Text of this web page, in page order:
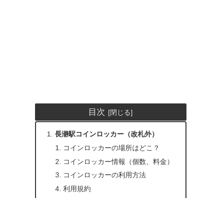
目次
長瀞駅コインロッカー（改札外）
コインロッカーの場所はどこ？
コインロッカー情報（個数、料金）
コインロッカーの利用方法
利用規約